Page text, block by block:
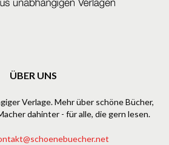
ÜBER UNS
Verlage. Mehr über schöne Bücher,
dahinter - für alle, die gern lesen.